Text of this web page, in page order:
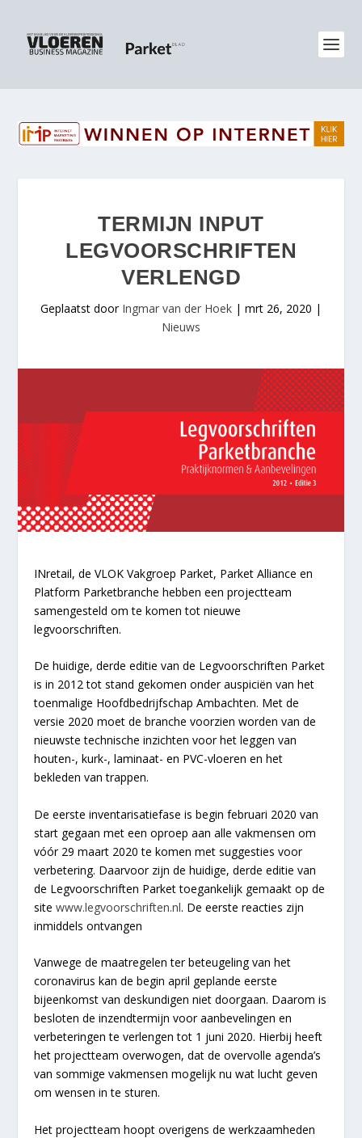
TERMIJN INPUT
LEGVOORSCHRIFTEN
VERLENGD
Geplaatst door Ingmar van der Hoek | mrt 26, 2020 |
Nieuws
INretail, de VLOK Vakgroep Parket, Parket Alliance en
Platform Parketbranche hebben een projectteam
samengesteld om te komen tot nieuwe
legvoorschriften.
De huidige, derde editie van de Legvoorschriften Parket
is in 2012 tot stand gekomen onder auspiciën van het
toenmalige Hoofdbedrijfschap Ambachten. Met de
versie 2020 moet de branche voorzien worden van de
nieuwste technische inzichten voor het leggen van
houten-, kurk-, laminaat- en PVC-vloeren en het
bekleden van trappen.
De eerste inventarisatiefase is begin februari 2020 van
start gegaan met een oproep aan alle vakmensen om
vóór 29 maart 2020 te komen met suggesties voor
verbetering. Daarvoor zijn de huidige, derde editie van
de Legvoorschriften Parket toegankelijk gemaakt op de
sitewww.legvoorschriften.nl. De eerste reacties zijn
inmiddels ontvangen
Vanwege de maatregelen ter beteugeling van het
coronavirus kan de begin april geplande eerste
bijeenkomst van deskundigen niet doorgaan. Daarom is
besloten de inzendtermijn voor aanbevelingen en
verbeteringen te verlengen tot 1 juni 2020. Hierbij heeft
het projectteam overwogen, dat de overvolle agenda’s
van sommige vakmensen mogelijk nu wat lucht geven
om wensen in te sturen.
Het projectteam hoopt overigens de werkzaamheden